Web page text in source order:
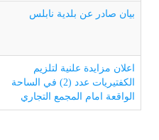
بيان صادر عن بلدية نابلس
اعلان مزايدة علنية لتلزيم
الكفتيريات عدد (2) في الساحة
الواقعة امام المجمع التجاري